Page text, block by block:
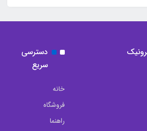
دسترسی
سریع
خانه
فروشگاه
راهنما